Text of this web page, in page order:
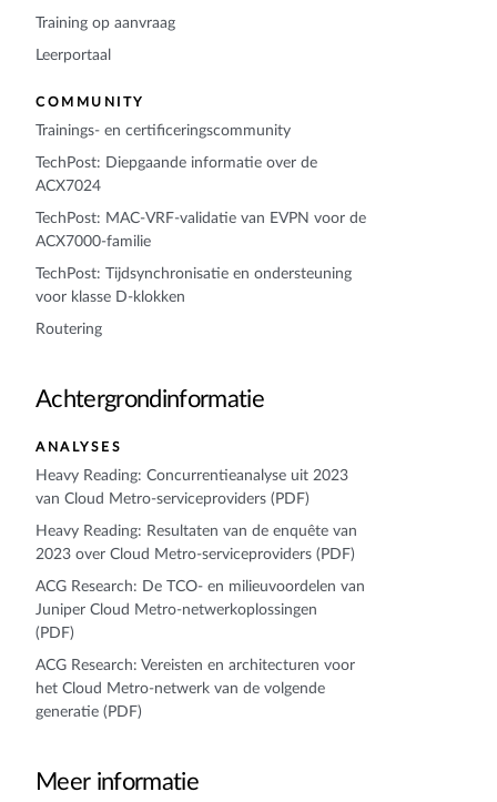
Training op aanvraag
Leerportaal
COMMUNITY
Trainings- en certificeringscommunity
TechPost: Diepgaande informatie over de
ACX7024
TechPost: MAC-VRF-validatie van EVPN voor de
ACX7000-familie
TechPost: Tijdsynchronisatie en ondersteuning
voor klasse D-klokken
Routering
Achtergrondinformatie
ANALYSES
Heavy Reading: Concurrentieanalyse uit 2023
van Cloud Metro-serviceproviders (PDF)
Heavy Reading: Resultaten van de enquête van
2023 over Cloud Metro-serviceproviders (PDF)
ACG Research: De TCO- en milieuvoordelen van
Juniper Cloud Metro-netwerkoplossingen
(PDF)
ACG Research: Vereisten en architecturen voor
het Cloud Metro-netwerk van de volgende
generatie (PDF)
Meer informatie